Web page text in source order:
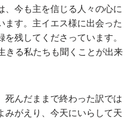
、今も主を信じる人々の心に
ます。主イエス様に出会った
残してくださっています。
きる私たちも聞くことが出来
死んだままで終わった訳では
みがえり、今天にいらして天